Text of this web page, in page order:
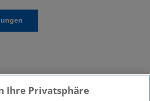
Ihre Privatsphäre